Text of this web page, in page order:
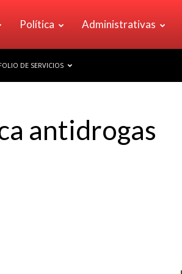
Política Administrativas
DE SERVICIOS
antidrogas